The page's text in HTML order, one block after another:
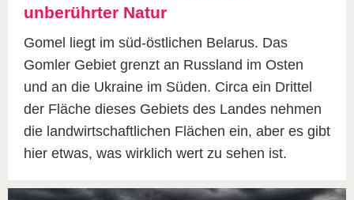
unberührter Natur
Gomel liegt im süd-östlichen Belarus. Das
Gomler Gebiet grenzt an Russland im Osten
und an die Ukraine im Süden. Circa ein Drittel
der Fläche dieses Gebiets des Landes nehmen
die landwirtschaftlichen Flächen ein, aber es gibt
hier etwas, was wirklich wert zu sehen ist.